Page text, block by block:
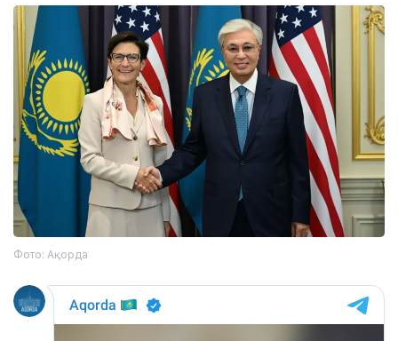
Фото: Ақорда